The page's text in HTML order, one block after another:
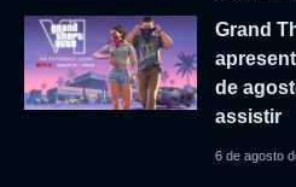
Grand
de
assistir
6 de agosto